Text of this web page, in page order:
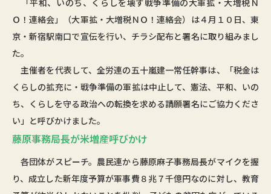
「平和、いのち、くらしを壊す戦争準備の大軍拡・大増税Ｎ
Ｏ！連絡会」（大軍拡・大増税ＮＯ！連絡会）は４月１０日、東
京・新宿駅南口で宣伝を行い、チラシ配布と署名に取り組みまし
た。
主催者を代表して、全労連の五十嵐建一常任幹事は、「税金は
くらしの拡充に・戦争準備の軍拡は中止して、憲法、平和、いの
ち、くらしを守る政治への転換を求める請願署名にご協力くださ
い」と呼びかけました。
藤原事務局長が米増産呼びかけ
各団体がスピーチ。農民連から藤原麻子事務局長がマイクを握
り、成立した新年度予算が軍事費８兆７千億円なのに対し、教育